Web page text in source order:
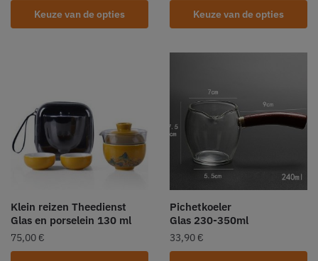
Keuze van de opties Keuze van de opties
Klein reizen Theedienst
Glas en porselein 130 ml
75,00 €
Pichetkoeler
Glas 230-350ml
33,90 €